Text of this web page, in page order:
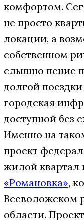
комфортом.
не просто
локации, а
собственном
слышно пение
долгой
городская
доступной без
Именно на
проект
жилой квартал
«Романовка»,
Всеволожском
области.